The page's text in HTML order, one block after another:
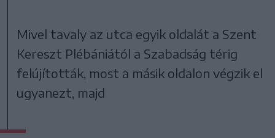
Mivel tavaly az utca egyik oldalát a Szent
Kereszt Plébániától a Szabadság térig
felújították, most a másik oldalon végzik el
ugyanezt, majd